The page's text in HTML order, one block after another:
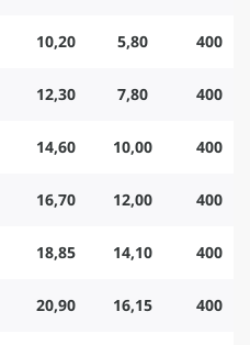
10,20 5,80 400
12,30 7,80 400
14,60 10,00 400
16,70 12,00 400
18,85 14,10 400
20,90 16,15 400